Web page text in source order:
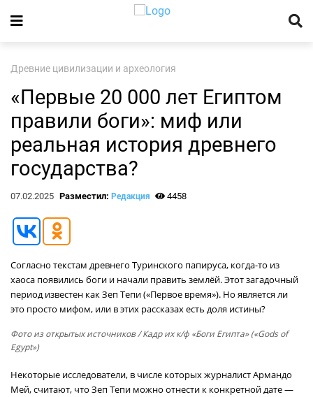
Древние цивилизации и археология
«Первые 20 000 лет Египтом
правили боги»: миф или
реальная история древнего
государства?
07.02.2025 Разместил: Редакция 4458
Согласно текстам древнего Туринского папируса, когда-то из
хаоса появились боги и начали править землёй. Этот загадочный
период известен как Зеп Тепи («Первое время»). Но является ли
это просто мифом, или в этих рассказах есть доля истины?
Фото из открытых источников/ Кадр их к/ф «Боги Египта» («Gods of
Egypt»)
Некоторые исследователи, в числе которых журналист Армандо
Мей, считают, что Зеп Тепи можно отнести к конкретной дате —